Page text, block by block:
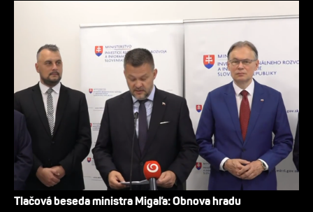
Tlačová beseda ministra Migaľa: Obnova hradu